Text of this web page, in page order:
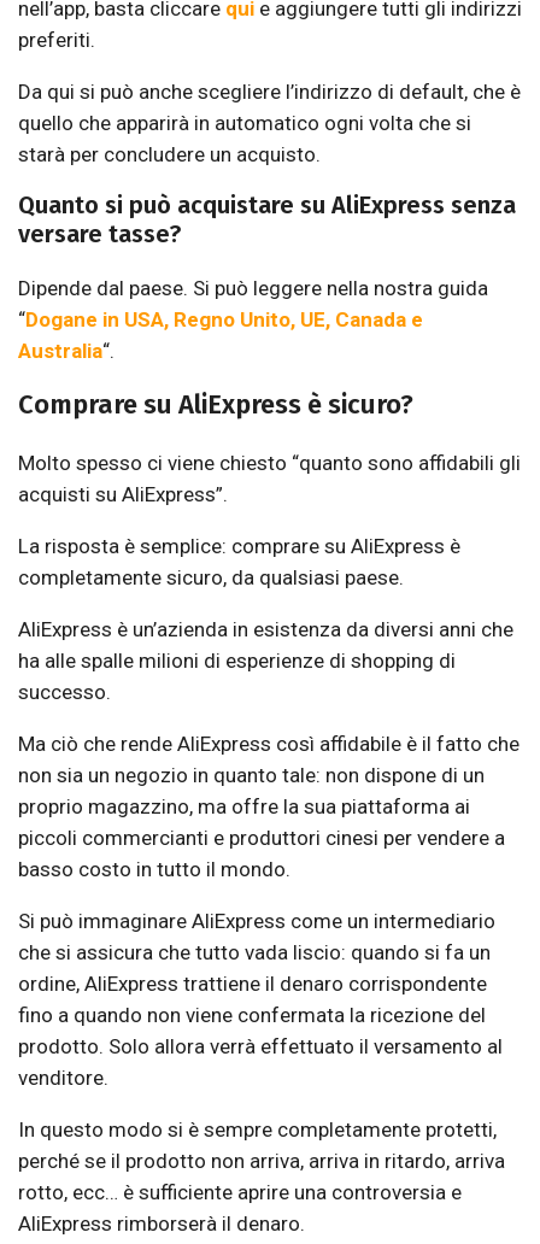
nell’app, basta cliccare qui e aggiungere tutti gli indirizzi
preferiti.
Da qui si può anche scegliere l’indirizzo di default, che è
quello che apparirà in automatico ogni volta che si
starà per concludere un acquisto.
Quanto si può acquistare su AliExpress senza
versare tasse?
Dipende dal paese. Si può leggere nella nostra guida
“Dogane in USA, Regno Unito, UE, Canada e
Australia“.
Comprare su AliExpress è sicuro?
Molto spesso ci viene chiesto “quanto sono affidabili gli
acquisti su AliExpress”.
La risposta è semplice: comprare su AliExpress è
completamente sicuro, da qualsiasi paese.
AliExpress è un’azienda in esistenza da diversi anni che
ha alle spalle milioni di esperienze di shopping di
successo.
Ma ciò che rende AliExpress così affidabile è il fatto che
non sia un negozio in quanto tale: non dispone di un
proprio magazzino, ma offre la sua piattaforma ai
piccoli commercianti e produttori cinesi per vendere a
basso costo in tutto il mondo.
Si può immaginare AliExpress come un intermediario
che si assicura che tutto vada liscio: quando si fa un
ordine, AliExpress trattiene il denaro corrispondente
fino a quando non viene confermata la ricezione del
prodotto. Solo allora verrà effettuato il versamento al
venditore.
In questo modo si è sempre completamente protetti,
perché se il prodotto non arriva, arriva in ritardo, arriva
rotto, ecc… è sufficiente aprire una controversia e
AliExpress rimborserà il denaro.